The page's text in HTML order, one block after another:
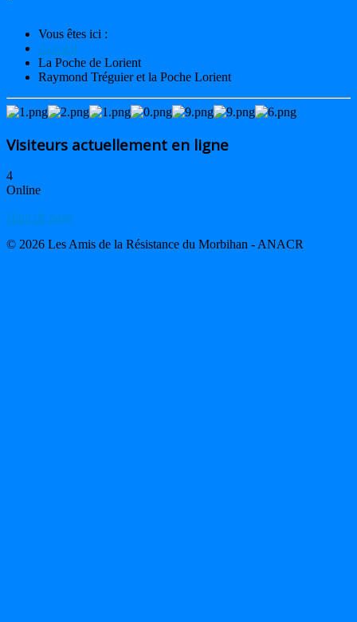
Vous êtes ici :
Accueil
La Poche de Lorient
Raymond Tréguier et la Poche Lorient
Visiteurs actuellement en ligne
4
Online
Haut de page
© 2026 Les Amis de la Résistance du Morbihan - ANACR